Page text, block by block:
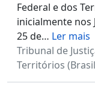
Federal e dos
inicialmente nos
25 de… Ler mais
Tribunal de
Territórios